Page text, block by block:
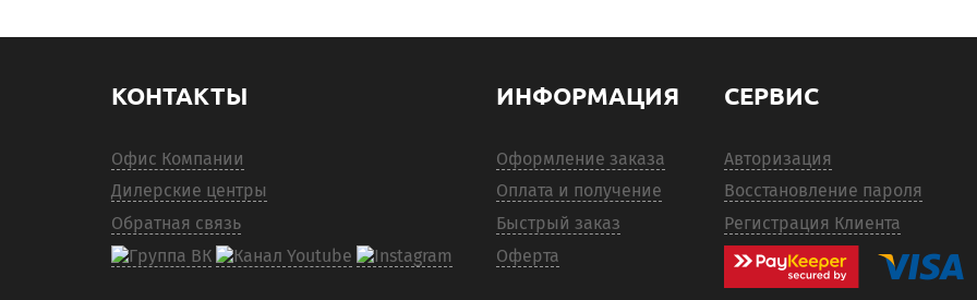
КОНТАКТЫ
Офис Компании
Дилерские центры
Обратная связь
ИНФОРМАЦИЯ
Оформление заказа
Оплата и получение
Быстрый заказ
Оферта
СЕРВИС
Авторизация
Восстановление пароля
Регистрация Клиента